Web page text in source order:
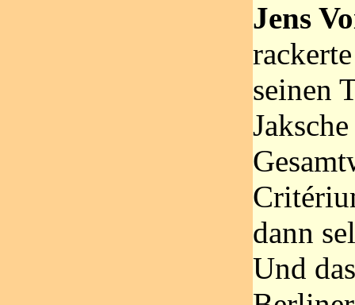
Jens
seinen
dann
Und